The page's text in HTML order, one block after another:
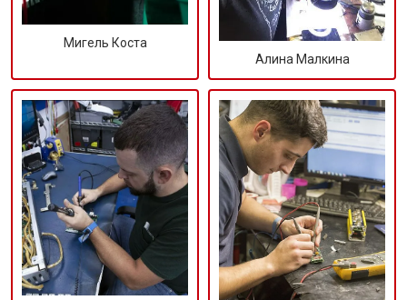
Мигель Коста
Алина Малкина